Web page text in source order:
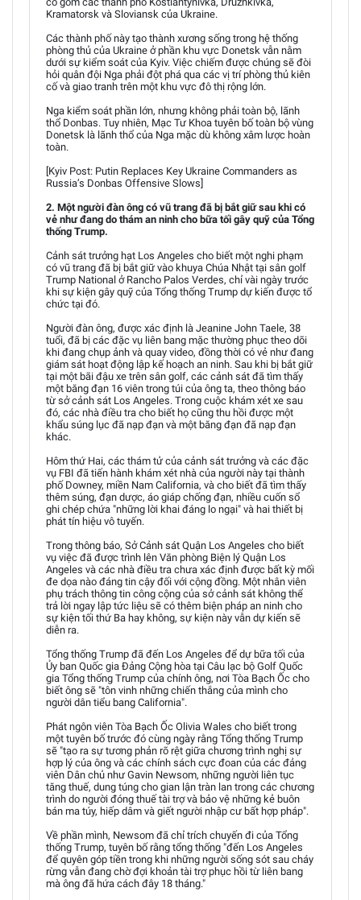
Kramatorsk và Sloviansk của Ukraine.
Các thành phố này tạo thành xương sống trong hệ thống
phòng thủ của Ukraine ở phần khu vực Donetsk vẫn nằm
dưới sự kiểm soát của Kyiv. Việc chiếm được chúng sẽ đòi
hỏi quân đội Nga phải đột phá qua các vị trí phòng thủ kiên
cố và giao tranh trên một khu vực đô thị rộng lớn.
Nga kiểm soát phần lớn, nhưng không phải toàn bộ, lãnh
thổ Donbas. Tuy nhiên, Mạc Tư Khoa tuyên bố toàn bộ vùng
Donetsk là lãnh thổ của Nga mặc dù không xâm lược hoàn
toàn.
[Kyiv Post: Putin Replaces Key Ukraine Commanders as
Russia’s Donbas Offensive Slows]
2. Một người đàn ông có vũ trang đã bị bắt giữ sau khi có
vẻ như đang do thám an ninh cho bữa tối gây quỹ của Tổng
thống Trump.
Cảnh sát trưởng hạt Los Angeles cho biết một nghi phạm
có vũ trang đã bị bắt giữ vào khuya Chúa Nhật tại sân golf
Trump National ở Rancho Palos Verdes, chỉ vài ngày trước
khi sự kiện gây quỹ của Tổng thống Trump dự kiến được tổ
chức tại đó.
Người đàn ông, được xác định là Jeanine John Taele, 38
tuổi, đã bị các đặc vụ liên bang mặc thường phục theo dõi
khi đang chụp ảnh và quay video, đồng thời có vẻ như đang
giám sát hoạt động lập kế hoạch an ninh. Sau khi bị bắt giữ
tại một bãi đậu xe trên sân golf, các cảnh sát đã tìm thấy
một băng đạn 16 viên trong túi của ông ta, theo thông báo
từ sở cảnh sát Los Angeles. Trong cuộc khám xét xe sau
đó, các nhà điều tra cho biết họ cũng thu hồi được một
khẩu súng lục đã nạp đạn và một băng đạn đã nạp đạn
khác.
Hôm thứ Hai, các thám tử của cảnh sát trưởng và các đặc
vụ FBI đã tiến hành khám xét nhà của người này tại thành
phố Downey, miền Nam California, và cho biết đã tìm thấy
thêm súng, đạn dược, áo giáp chống đạn, nhiều cuốn sổ
ghi chép chứa "những lời khai đáng lo ngại" và hai thiết bị
phát tín hiệu vô tuyến.
Trong thông báo, Sở Cảnh sát Quận Los Angeles cho biết
vụ việc đã được trình lên Văn phòng Biện lý Quận Los
Angeles và các nhà điều tra chưa xác định được bất kỳ mối
đe dọa nào đáng tin cậy đối với cộng đồng. Một nhân viên
phụ trách thông tin công cộng của sở cảnh sát không thể
trả lời ngay lập tức liệu sẽ có thêm biện pháp an ninh cho
sự kiện tối thứ Ba hay không, sự kiện này vẫn dự kiến sẽ
diễn ra.
Tổng thống Trump đã đến Los Angeles để dự bữa tối của
Ủy ban Quốc gia Đảng Cộng hòa tại Câu lạc bộ Golf Quốc
gia Tổng thống Trump của chính ông, nơi Tòa Bạch Ốc cho
biết ông sẽ "tôn vinh những chiến thắng của mình cho
người dân tiểu bang California".
Phát ngôn viên Tòa Bạch Ốc Olivia Wales cho biết trong
một tuyên bố trước đó cùng ngày rằng Tổng thống Trump
sẽ "tạo ra sự tương phản rõ rệt giữa chương trình nghị sự
hợp lý của ông và các chính sách cực đoan của các đảng
viên Dân chủ như Gavin Newsom, những người liên tục
tăng thuế, dung túng cho gian lận tràn lan trong các chương
trình do người đóng thuế tài trợ và bảo vệ những kẻ buôn
bán ma túy, hiếp dâm và giết người nhập cư bất hợp pháp".
Về phần mình, Newsom đã chỉ trích chuyến đi của Tổng
thống Trump, tuyên bố rằng tổng thống "đến Los Angeles
để quyên góp tiền trong khi những người sống sót sau cháy
rừng vẫn đang chờ đợi khoản tài trợ phục hồi từ liên bang
mà ông đã hứa cách đây 18 tháng."